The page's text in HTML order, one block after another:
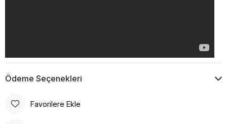
Ödeme Seçenekleri
Favorilere Ekle